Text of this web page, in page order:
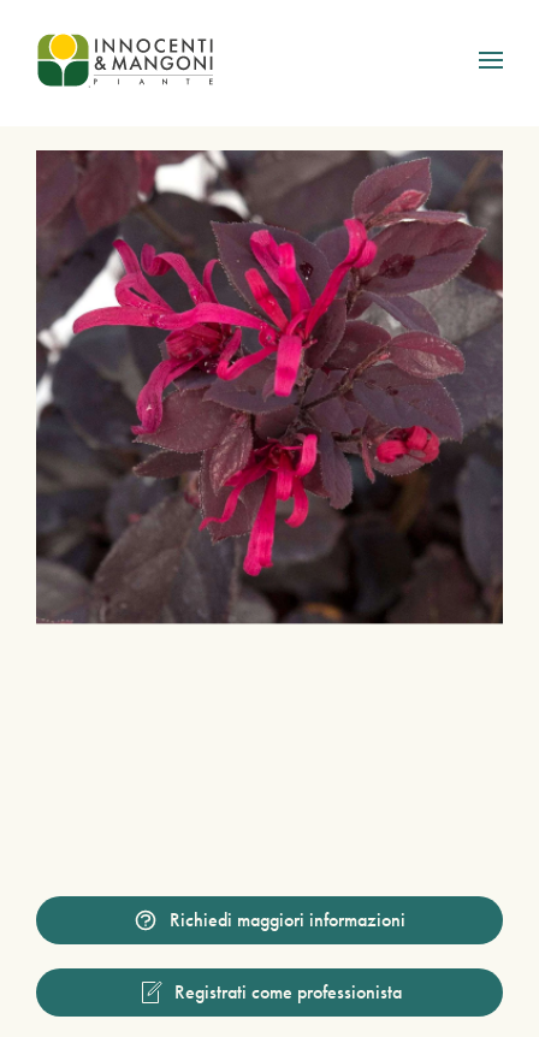
Skip to main content
Richiedi maggiori informazioni
Registrati come professionista